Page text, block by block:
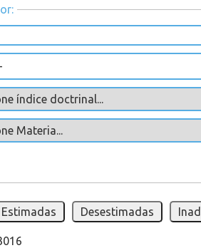
Estimadas Desestimadas